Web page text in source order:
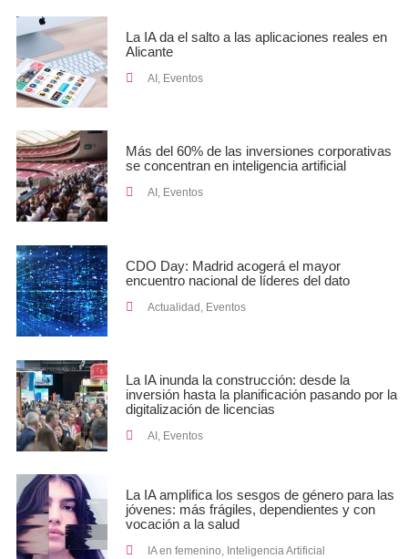
La IA da el salto a las aplicaciones reales en
Alicante
AI Eventos
Más del 60% de las inversiones corporativas
se concentran en inteligencia artificial
AI , Eventos
CDO Day: Madrid acogerá el mayor
encuentro nacional de líderes del dato
Actualidad, Eventos
La IA inunda la construcción: desde la
inversión hasta la planificación pasando por la
digitalización de licencias
AI , Eventos
La IA amplifica los sesgos de género para las
jóvenes: más frágiles, dependientes y con
vocación a la salud
IA en femenino, Inteligencia Artificial